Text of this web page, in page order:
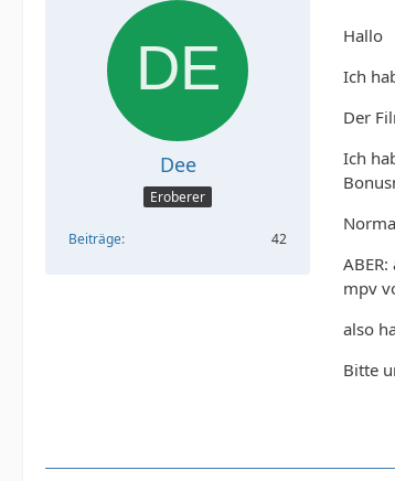
Dee
Eroberer
Beiträge 42
Hallo
Ich
Der
Ich
mpv
also
Bitte